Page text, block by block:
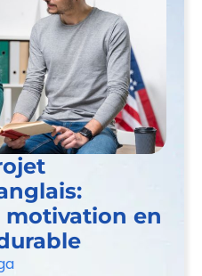
en